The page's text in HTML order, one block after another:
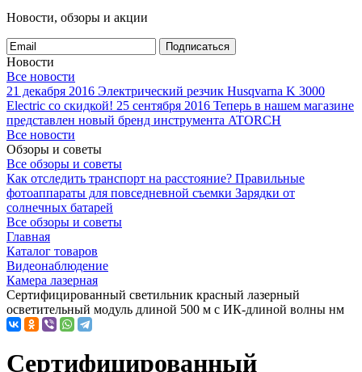
Новости, обзоры и акции
Подписаться
Новости
Все новости
21 декабря 2016 Электрический резчик Husqvarna K 3000
Electric со скидкой! 25 сентября 2016 Теперь в нашем магазине
представлен новый бренд инструмента ATORCH
Все новости
Обзоры и советы
Все обзоры и советы
Как отследить транспорт на расстояние? Правильные
фотоаппараты для повседневной съемки Зарядки от
солнечных батарей
Все обзоры и советы
Главная
Каталог товаров
Видеонаблюдение
Камера лазерная
Сертифицированный светильник красный лазерный
осветительный модуль длиной 500 м с ИК-длиной волны нм
Сертифицированный